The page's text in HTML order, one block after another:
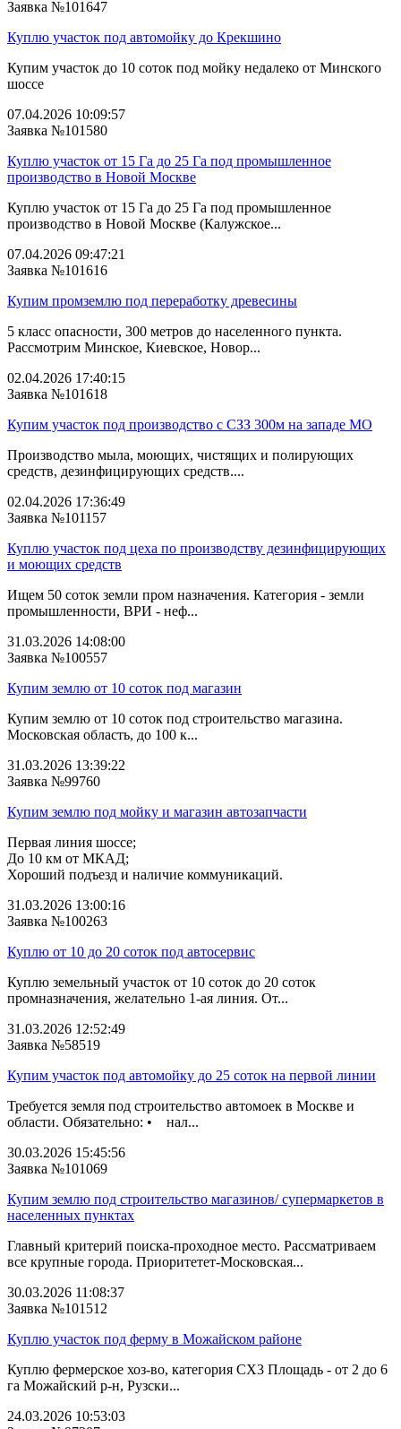
Заявка №101647
Куплю участок под автомойку до Крекшино
Купим участок до 10 соток под мойку недалеко от Минского
шоссе
07.04.2026 10:09:57
Заявка №101580
Куплю участок от 15 Га до 25 Га под промышленное
производство в Новой Москве
Куплю участок от 15 Га до 25 Га под промышленное
производство в Новой Москве (Калужское...
07.04.2026 09:47:21
Заявка №101616
Купим промземлю под переработку древесины
5 класс опасности, 300 метров до населенного пункта.
Рассмотрим Минское, Киевское, Новор...
02.04.2026 17:40:15
Заявка №101618
Купим участок под производство с СЗЗ 300м на западе МО
Производство мыла, моющих, чистящих и полирующих
средств, дезинфицирующих средств....
02.04.2026 17:36:49
Заявка №101157
Куплю участок под цеха по производству дезинфицирующих
и моющих средств
Ищем 50 соток земли пром назначения. Категория - земли
промышленности, ВРИ - неф...
31.03.2026 14:08:00
Заявка №100557
Купим землю от 10 соток под магазин
Купим землю от 10 соток под строительство магазина.
Московская область, до 100 к...
31.03.2026 13:39:22
Заявка №99760
Купим землю под мойку и магазин автозапчасти
Первая линия шоссе;
До 10 км от МКАД;
Хороший подъезд и наличие коммуникаций.
31.03.2026 13:00:16
Заявка №100263
Куплю от 10 до 20 соток под автосервис
Куплю земельный участок от 10 соток до 20 соток
промназначения, желательно 1-ая линия. От...
31.03.2026 12:52:49
Заявка №58519
Купим участок под автомойку до 25 соток на первой линии
Требуется земля под строительство автомоек в Москве и
области. Обязательно: • нал...
30.03.2026 15:45:56
Заявка №101069
Купим землю под строительство магазинов/ супермаркетов в
населенных пунктах
Главный критерий поиска-проходное место. Рассматриваем
все крупные города. Приоритетет-Московская...
30.03.2026 11:08:37
Заявка №101512
Куплю участок под ферму в Можайском районе
Куплю фермерское хоз-во, категория СХ3 Площадь - от 2 до 6
га Можайский р-н, Рузски...
24.03.2026 10:53:03